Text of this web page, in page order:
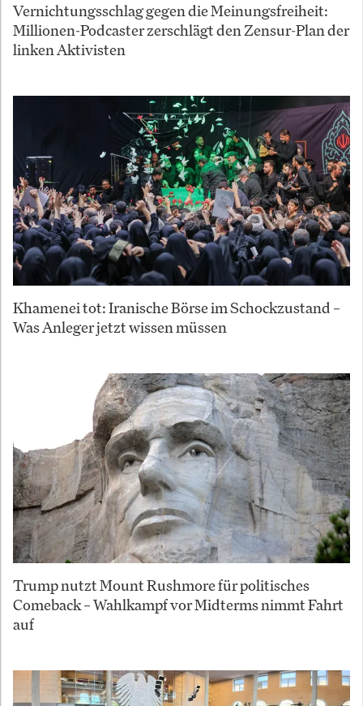
Vernichtungsschlag gegen die Meinungsfreiheit:
Millionen-Podcaster zerschlägt den Zensur-Plan der
linken Aktivisten
Khamenei tot: Iranische Börse im Schockzustand –
Was Anleger jetzt wissen müssen
Trump nutzt Mount Rushmore für politisches
Comeback – Wahlkampf vor Midterms nimmt Fahrt
auf